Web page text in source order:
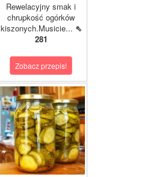
Rewelacyjny smak i
chrupkość ogórków
kiszonych.Musicie... ⇖
281
Zobacz przepis!